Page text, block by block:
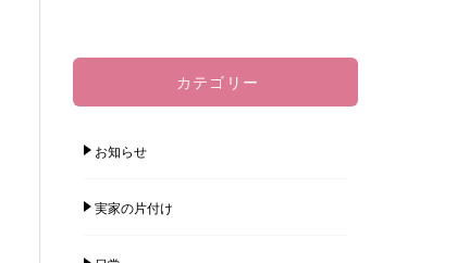
カテゴリー
お知らせ
実家の片付け